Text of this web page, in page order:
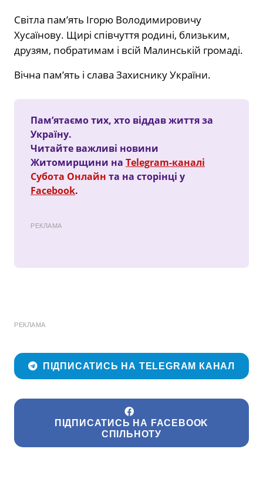
Світла пам’ять Ігорю Володимировичу
Хусаїнову. Щирі співчуття родині, близьким,
друзям, побратимам і всій Малинській громаді.
Вічна пам’ять і слава Захиснику України.
Пам’ятаємо тих, хто віддав життя за
Україну.
Читайте важливі новини
Житомирщини на Telegram-каналі
Субота Онлайн та на сторінці у
Facebook.
РЕКЛАМА
РЕКЛАМА
ПІДПИСАТИСЬ НА TELEGRAM КАНАЛ
ПІДПИСАТИСЬ НА FACEBOOK
СПІЛЬНОТУ